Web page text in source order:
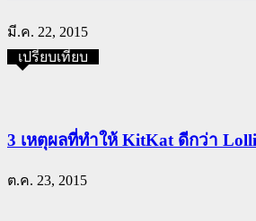
มี.ค. 22, 2015
เปรียบเทียบ
3 เหตุผลที่ทำให้ KitKat ดีกว่า
ต.ค. 23, 2015